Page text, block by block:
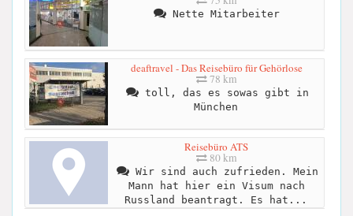
Nette Mitarbeiter
deaftravel - Das Reisebüro für Gehörlose
78 km
toll, das es sowas gibt in
München
Reisebüro ATS
80 km
Wir sind auch zufrieden. Mein
Mann hat hier ein Visum nach
Russland beantragt. Es hat...